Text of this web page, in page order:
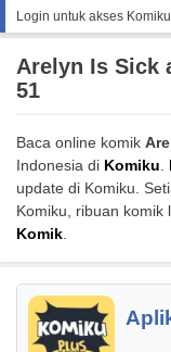
Login untuk akses
Arelyn Is Sick
51
Baca online komik
Indonesia di Komiku.
update di Komiku.
Komiku, ribuan komik
Komik.